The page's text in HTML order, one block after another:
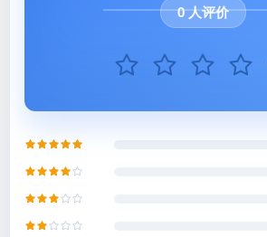
0 人评价